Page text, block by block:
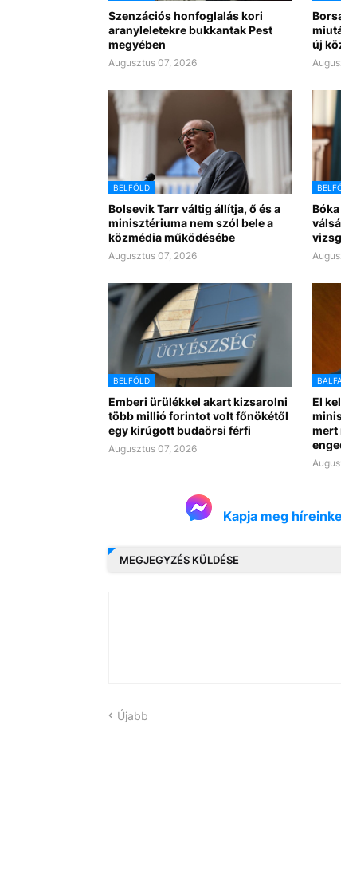
Szenzációs honfoglalás kori
aranyleletekre bukkantak Pest
megyében
Augusztus 07, 2026
új
BELFÖLD
Bolsevik Tarr váltig állítja, ő és a
minisztériuma nem szól bele a
közmédia működésébe
Augusztus 07, 2026
BELFÖLD
Emberi ürülékkel akart kizsarolni
több millió forintot volt főnökétől
egy kirúgott budaörsi férfi
Augusztus 07, 2026
El
mert
Kapja meg
MEGJEGYZÉS KÜLDÉSE
Újabb